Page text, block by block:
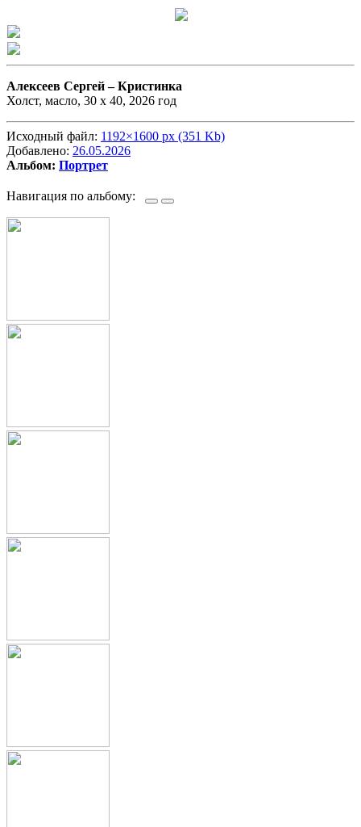
Алексеев Сергей –Кристинка
Холст, масло, 30 х 40, 2026 год
Исходный файл: 1192×1600 px (351 Kb)
Добавлено: 26.05.2026
Альбом: Портрет
Навигация по альбому: